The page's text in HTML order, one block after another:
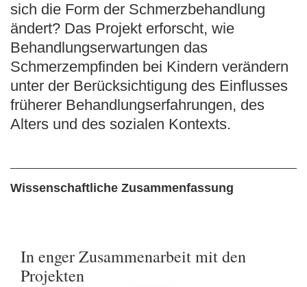
sich die Form der Schmerzbehandlung
ändert? Das Projekt erforscht, wie
Behandlungserwartungen das
Schmerzempfinden bei Kindern verändern
unter der Berücksichtigung des Einflusses
früherer Behandlungserfahrungen, des
Alters und des sozialen Kontexts.
Wissenschaftliche Zusammenfassung
In enger Zusammenarbeit mit den
Projekten